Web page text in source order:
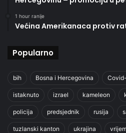
1 hour ranije
Većina Amerikanaca protiv
Popularno
bih Bosna i Hercegovina
istaknuto izrael kameleon
policija predsjednik rusija
tuzlanski kanton ukrajina